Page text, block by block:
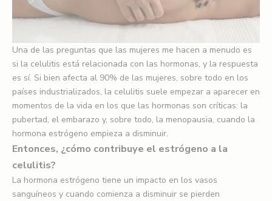
Una de las preguntas que las mujeres me hacen a menudo es
si la celulitis está relacionada con las hormonas, y la respuesta
es sí. Si bien afecta al 90% de las mujeres, sobre todo en los
países industrializados, la celulitis suele empezar a aparecer en
momentos de la vida en los que las hormonas son críticas: la
pubertad, el embarazo y, sobre todo, la menopausia, cuando la
hormona estrógeno empieza a disminuir.
Entonces, ¿cómo contribuye el estrógeno a la
celulitis?
La hormona estrógeno tiene un impacto en los vasos
sanguíneos y cuando comienza a disminuir se pierden